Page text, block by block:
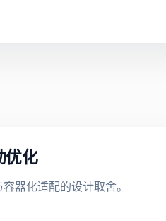
优化
器化适配的设计取舍。